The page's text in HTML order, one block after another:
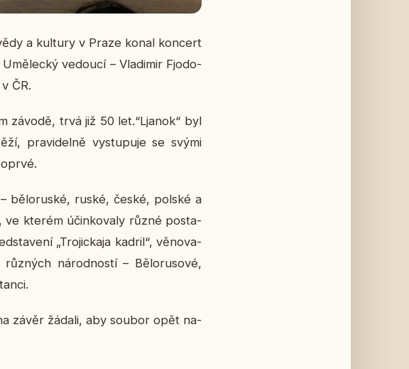
a kul­tu­ry v Praze konal kon­cert
ve­dou­cí – Vla­di­mir Fj­o­do­
ČR.
závodě, trvá již 50 let.“Ljanok“ byl
pra­vi­del­ně vy­stu­pu­je se svými
bě­lo­rus­ké, ruské, české, polské a
ve kterém účin­ko­va­ly různé po­sta­
„Tro­jic­ka­ja kadril“, vě­no­va­
ná­rod­nos­tí – Bě­lo­ru­so­vé,
závěr žádali, aby soubor opět na­